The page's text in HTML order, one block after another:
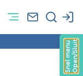
Open/Sluit
Snel menu